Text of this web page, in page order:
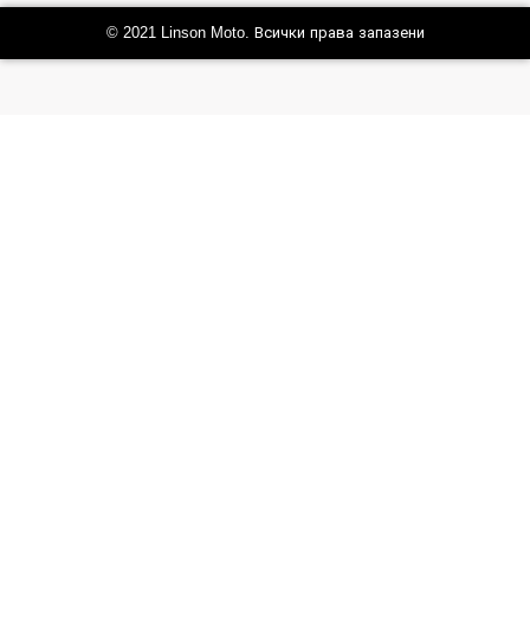
© 2021 Linson Moto. Всички права запазени